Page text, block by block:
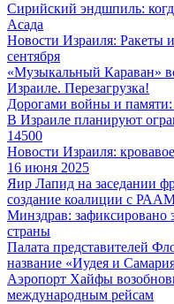
Сирийский эндшпиль:
Асада
Новости Израиля: Ракеты
сентября
«Музыкальный Караван»
Израиле. Перезагрузка!
Дорогами войны и памяти:
В Израиле планируют
14500
Новости Израиля:
16 июня 2025
Яир Лапид на заседании
создание коалиции с
Минздрав: зафиксировано
страны
Палата представителей
название «Иудея и
Аэропорт Хайфы
международным рейсам